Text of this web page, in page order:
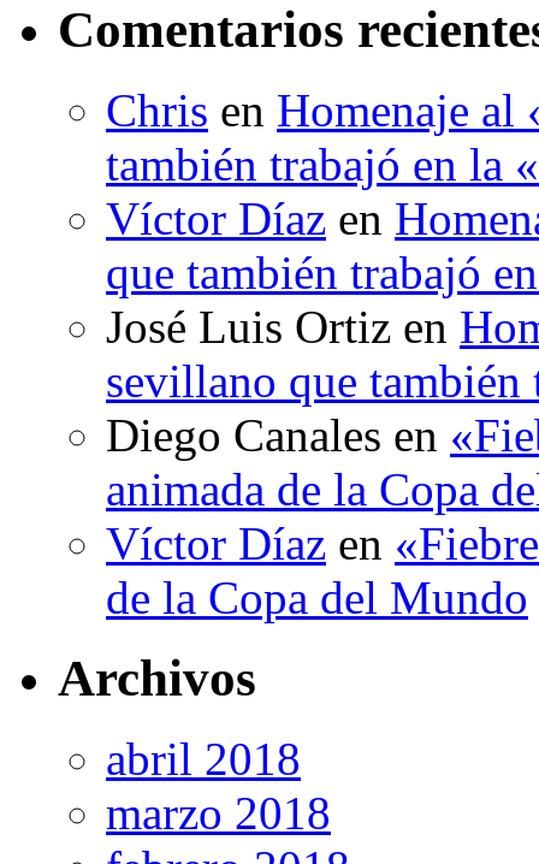
Comentarios
Chris en Homenaje al
también trabajó en la
Víctor Díaz en
que también trabajó
José Luis Ortiz en
sevillano que
Diego Canales en
animada de la Copa
Víctor Díaz en
de la Copa del Mundo
Archivos
abril 2018
marzo 2018